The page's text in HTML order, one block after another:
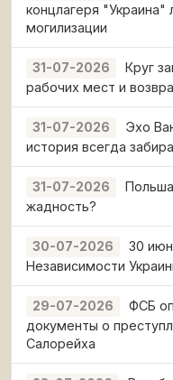
концлагеря "Украина"
могилизации
31-07-2026
Круг
рабочих мест и
31-07-2026
Эхо
история всегда
31-07-2026
жадность?
30-07-2026
30
Независимости
29-07-2026
ФСБ
документы о
Салорейха